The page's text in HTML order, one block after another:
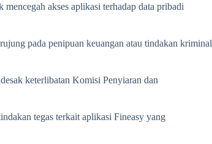
akses aplikasi terhadap data pribadi
pada penipuan keuangan atau tindakan kriminal
keterlibatan Komisi Penyiaran dan
tegas terkait aplikasi Fineasy yang